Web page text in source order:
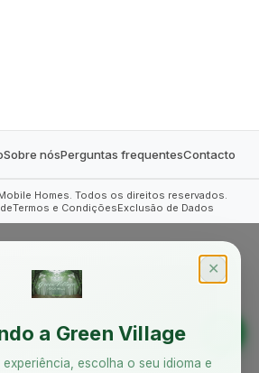
Sobre nósPerguntas frequentesContacto
Homes. Todos os direitos reservados.
Termos e CondiçõesExclusão de Dados
✕
a Green Village
experiência, escolha o seu idioma e